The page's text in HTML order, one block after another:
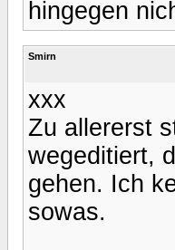
hingegen
Smirn
xxx
Zu allererst
wegeditiert,
gehen. Ich
sowas.